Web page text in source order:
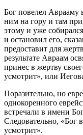
Бог повелел Аврааму
ним на гору и там
этому и уже
и остановил его,
предоставит для
результате Авраам
принес в жертву
усмотрит», или
Поразительно, но
однокоренного
встречали в имени
Следовательно, «Бог
усмотрит».